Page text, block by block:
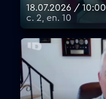
18.07.2026 / 10:00
с. 2, еп. 10